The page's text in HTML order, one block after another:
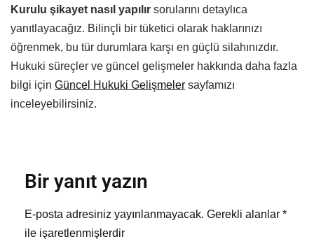
Kurulu şikayet nasıl yapılır sorularını detaylıca
yanıtlayacağız. Bilinçli bir tüketici olarak haklarınızı
öğrenmek, bu tür durumlara karşı en güçlü silahınızdır.
Hukuki süreçler ve güncel gelişmeler hakkında daha fazla
bilgi için Güncel Hukuki Gelişmeler sayfamızı
inceleyebilirsiniz.
Bir yanıt yazın
E-posta adresiniz yayınlanmayacak. Gerekli alanlar *
ile işaretlenmişlerdir